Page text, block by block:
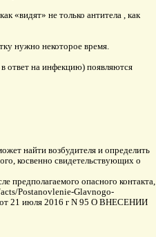
«видят» не только антитела , как
нужно некоторое время.
ответ на инфекцию) появляются
найти возбудителя и определить
косвенно свидетельствующих о
предполагаемого опасного контакта,
Postanovlenie-Glavnogo-
21 июля 2016 г N 95 О ВНЕСЕНИИ